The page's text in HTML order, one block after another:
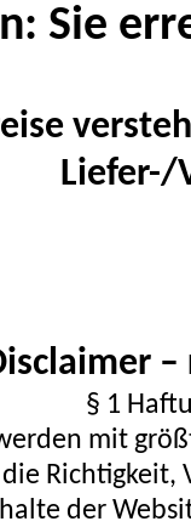
Sie
Liefer-/
§ 1
mit
der